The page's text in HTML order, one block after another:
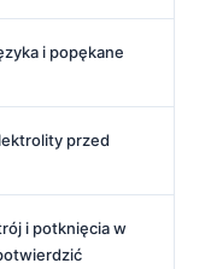
i popękane
przed
i potknięcia w